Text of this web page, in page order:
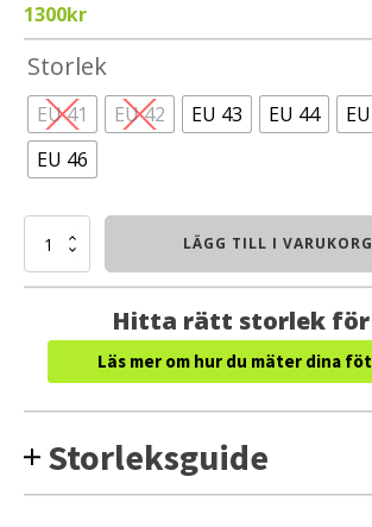
1300kr
Storlek
EU 41 EU 42 EU 43 EU 44
EU 46
Scholl
Sandal
LÄGG TILL I VARUKORG
Hitta rätt storlek för
Läs mer om hur du mäter dina
Storleksguide